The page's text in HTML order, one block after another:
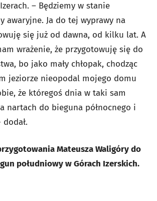
– Będziemy w stanie
awaryjne. Ja do tej wyprawy na
się już od dawna, od kilku lat. A
wrażenie, że przygotowuję się do
bo jako mały chłopak, chodząc
jeziorze nieopodal mojego domu
że któregoś dnia w taki sam
nartach do bieguna północnego i
Mateusza Waligóry do
południowy w Górach Izerskich.